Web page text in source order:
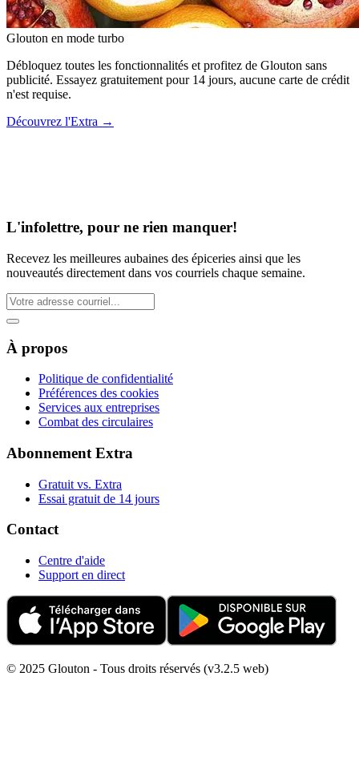
Glouton en mode turbo
Débloquez toutes les fonctionnalités et profitez de Glouton sans
publicité. Essayez gratuitement pour 14 jours, aucune carte de crédit
n'est requise.
Découvrez l'Extra →
L'infolettre, pour ne rien manquer!
Recevez les meilleures aubaines des épiceries ainsi que les
nouveautés directement dans vos courriels chaque semaine.
À propos
Politique de confidentialité
Préférences des cookies
Services aux entreprises
Combat des circulaires
Abonnement Extra
Gratuit vs. Extra
Essai gratuit de 14 jours
Contact
Centre d'aide
Support en direct
© 2025 Glouton - Tous droits réservés (v3.2.5 web)